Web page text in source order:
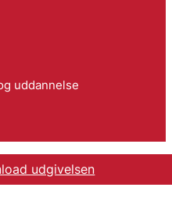
uddannelse
udgivelsen